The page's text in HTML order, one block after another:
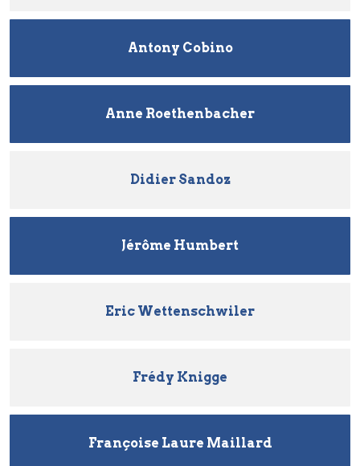
Antony Cobino
Anne Roethenbacher
Didier Sandoz
Jérôme Humbert
Eric Wettenschwiler
Frédy Knigge
Françoise Laure Maillard